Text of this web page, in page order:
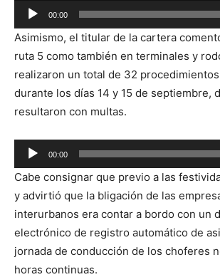
Reproductor
de
audio
00:00
Asimismo, el titular de la cartera
ruta 5 como también en terminales y
realizaron un total de 32
durante los días 14 y 15 de septiembre,
resultaron con multas.
Reproductor
de
audio
00:00
Cabe consignar que previo a las
y advirtió que la bligación de las
interurbanos era contar a bordo con un
electrónico de registro automático de
jornada de conducción de los choferes
horas continuas.